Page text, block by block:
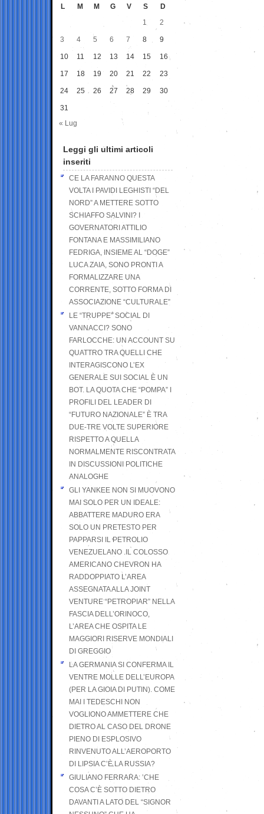
L M M G V S
D
1
2
3 4 5 6 7 8 9
10 11 12 13 14 15 16
17 18 19 20 21 22 23
24 25 26 27 28 29 30
31
« Lug
Leggi gli ultimi articoli
inseriti
CE LA FARANNO QUESTA
VOLTA I PAVIDI LEGHISTI “DEL
NORD” A METTERE SOTTO
SCHIAFFO SALVINI? I
GOVERNATORI ATTILIO
FONTANA E MASSIMILIANO
FEDRIGA, INSIEME AL “DOGE”
LUCA ZAIA, SONO PRONTI A
FORMALIZZARE UNA
CORRENTE, SOTTO FORMA DI
ASSOCIAZIONE “CULTURALE”
LE “TRUPPE” SOCIAL DI
VANNACCI? SONO
FARLOCCHE: UN ACCOUNT SU
QUATTRO TRA QUELLI CHE
INTERAGISCONO L’EX
GENERALE SUI SOCIAL È UN
BOT. LA QUOTA CHE “POMPA” I
PROFILI DEL LEADER DI
“FUTURO NAZIONALE” È TRA
DUE-TRE VOLTE SUPERIORE
RISPETTO A QUELLA
NORMALMENTE RISCONTRATA
IN DISCUSSIONI POLITICHE
ANALOGHE
GLI YANKEE NON SI MUOVONO
MAI SOLO PER UN IDEALE:
ABBATTERE MADURO ERA
SOLO UN PRETESTO PER
PAPPARSI IL PETROLIO
VENEZUELANO .IL COLOSSO
AMERICANO CHEVRON HA
RADDOPPIATO L’AREA
ASSEGNATA ALLA JOINT
VENTURE “PETROPIAR” NELLA
FASCIA DELL’ORINOCO,
L’AREA CHE OSPITA LE
MAGGIORI RISERVE MONDIALI
DI GREGGIO
LA GERMANIA SI CONFERMA IL
VENTRE MOLLE DELL’EUROPA
(PER LA GIOIA DI PUTIN). COME
MAI I TEDESCHI NON
VOGLIONO AMMETTERE CHE
DIETRO AL CASO DEL DRONE
PIENO DI ESPLOSIVO
RINVENUTO ALL’AEROPORTO
DI LIPSIA C’È LA RUSSIA?
GIULIANO FERRARA: ’CHE
COSA C’È SOTTO DIETRO
DAVANTI A LATO DEL “SIGNOR